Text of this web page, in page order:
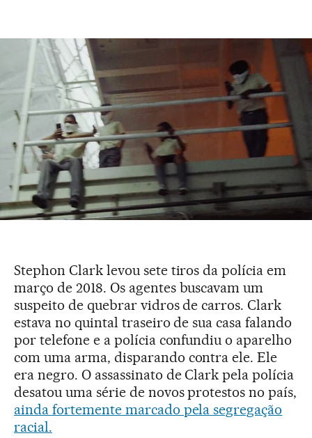
Stephon Clark levou sete tiros da polícia em
março de 2018. Os agentes buscavam um
suspeito de quebrar vidros de carros. Clark
estava no quintal traseiro de sua casa falando
por telefone e a polícia confundiu o aparelho
com uma arma, disparando contra ele. Ele
era negro. O assassinato de Clark pela polícia
desatou uma série de novos protestos no país,
ainda fortemente marcado pela segregação
racial.